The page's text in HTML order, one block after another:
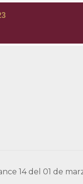
14 del 01 de